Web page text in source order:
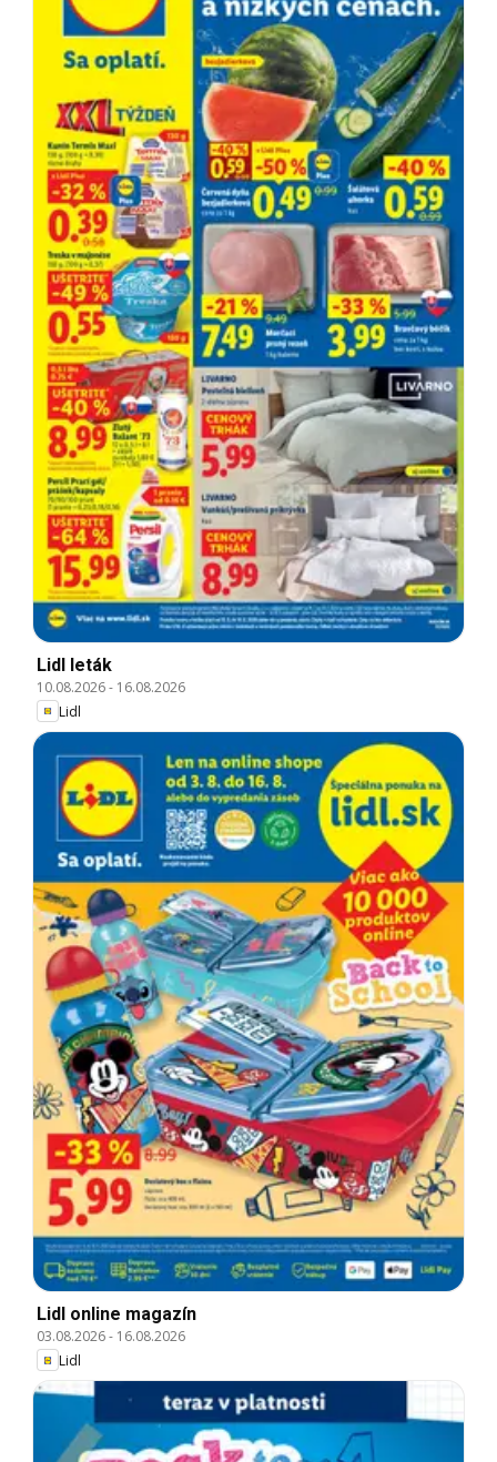
Lidl leták
10.08.2026- 16.08.2026
Lidl
Lidl online magazín
03.08.2026- 16.08.2026
Lidl